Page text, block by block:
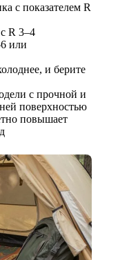
с показателем R
R 3–4
или
и берите
с прочной и
поверхностью
повышает